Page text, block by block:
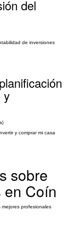
del
de inversiones
y
y comprar mi casa
sobre
Coín
profesionales